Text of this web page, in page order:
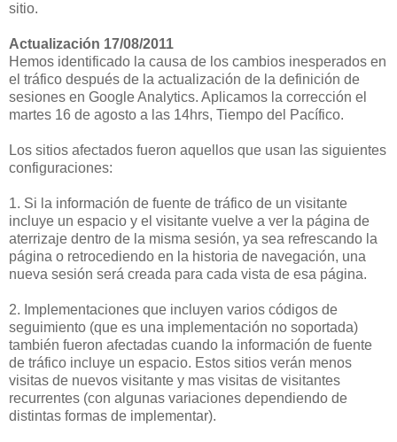
sitio.
Actualización 17/08/2011
Hemos identificado la causa de los cambios inesperados en
el tráfico después de la actualización de la definición de
sesiones en Google Analytics. Aplicamos la corrección el
martes 16 de agosto a las 14hrs, Tiempo del Pacífico.
Los sitios afectados fueron aquellos que usan las siguientes
configuraciones:
1. Si la información de fuente de tráfico de un visitante
incluye un espacio y el visitante vuelve a ver la página de
aterrizaje dentro de la misma sesión, ya sea refrescando la
página o retrocediendo en la historia de navegación, una
nueva sesión será creada para cada vista de esa página.
2. Implementaciones que incluyen varios códigos de
seguimiento (que es una implementación no soportada)
también fueron afectadas cuando la información de fuente
de tráfico incluye un espacio. Estos sitios verán menos
visitas de nuevos visitante y mas visitas de visitantes
recurrentes (con algunas variaciones dependiendo de
distintas formas de implementar).